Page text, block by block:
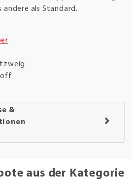
andere als Standard.
&
aus der Kategorie